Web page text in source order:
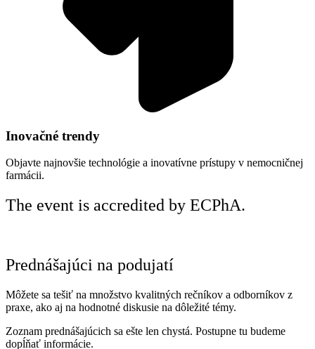
Inovačné trendy
Objavte najnovšie technológie a inovatívne prístupy v nemocničnej
farmácii.
The event is accredited by ECPhA.
Prednášajúci na podujatí
Môžete sa tešiť na množstvo kvalitných rečníkov a odborníkov z
praxe, ako aj na hodnotné diskusie na dôležité témy.
Zoznam prednášajúcich sa ešte len chystá. Postupne tu budeme
dopĺňať informácie.